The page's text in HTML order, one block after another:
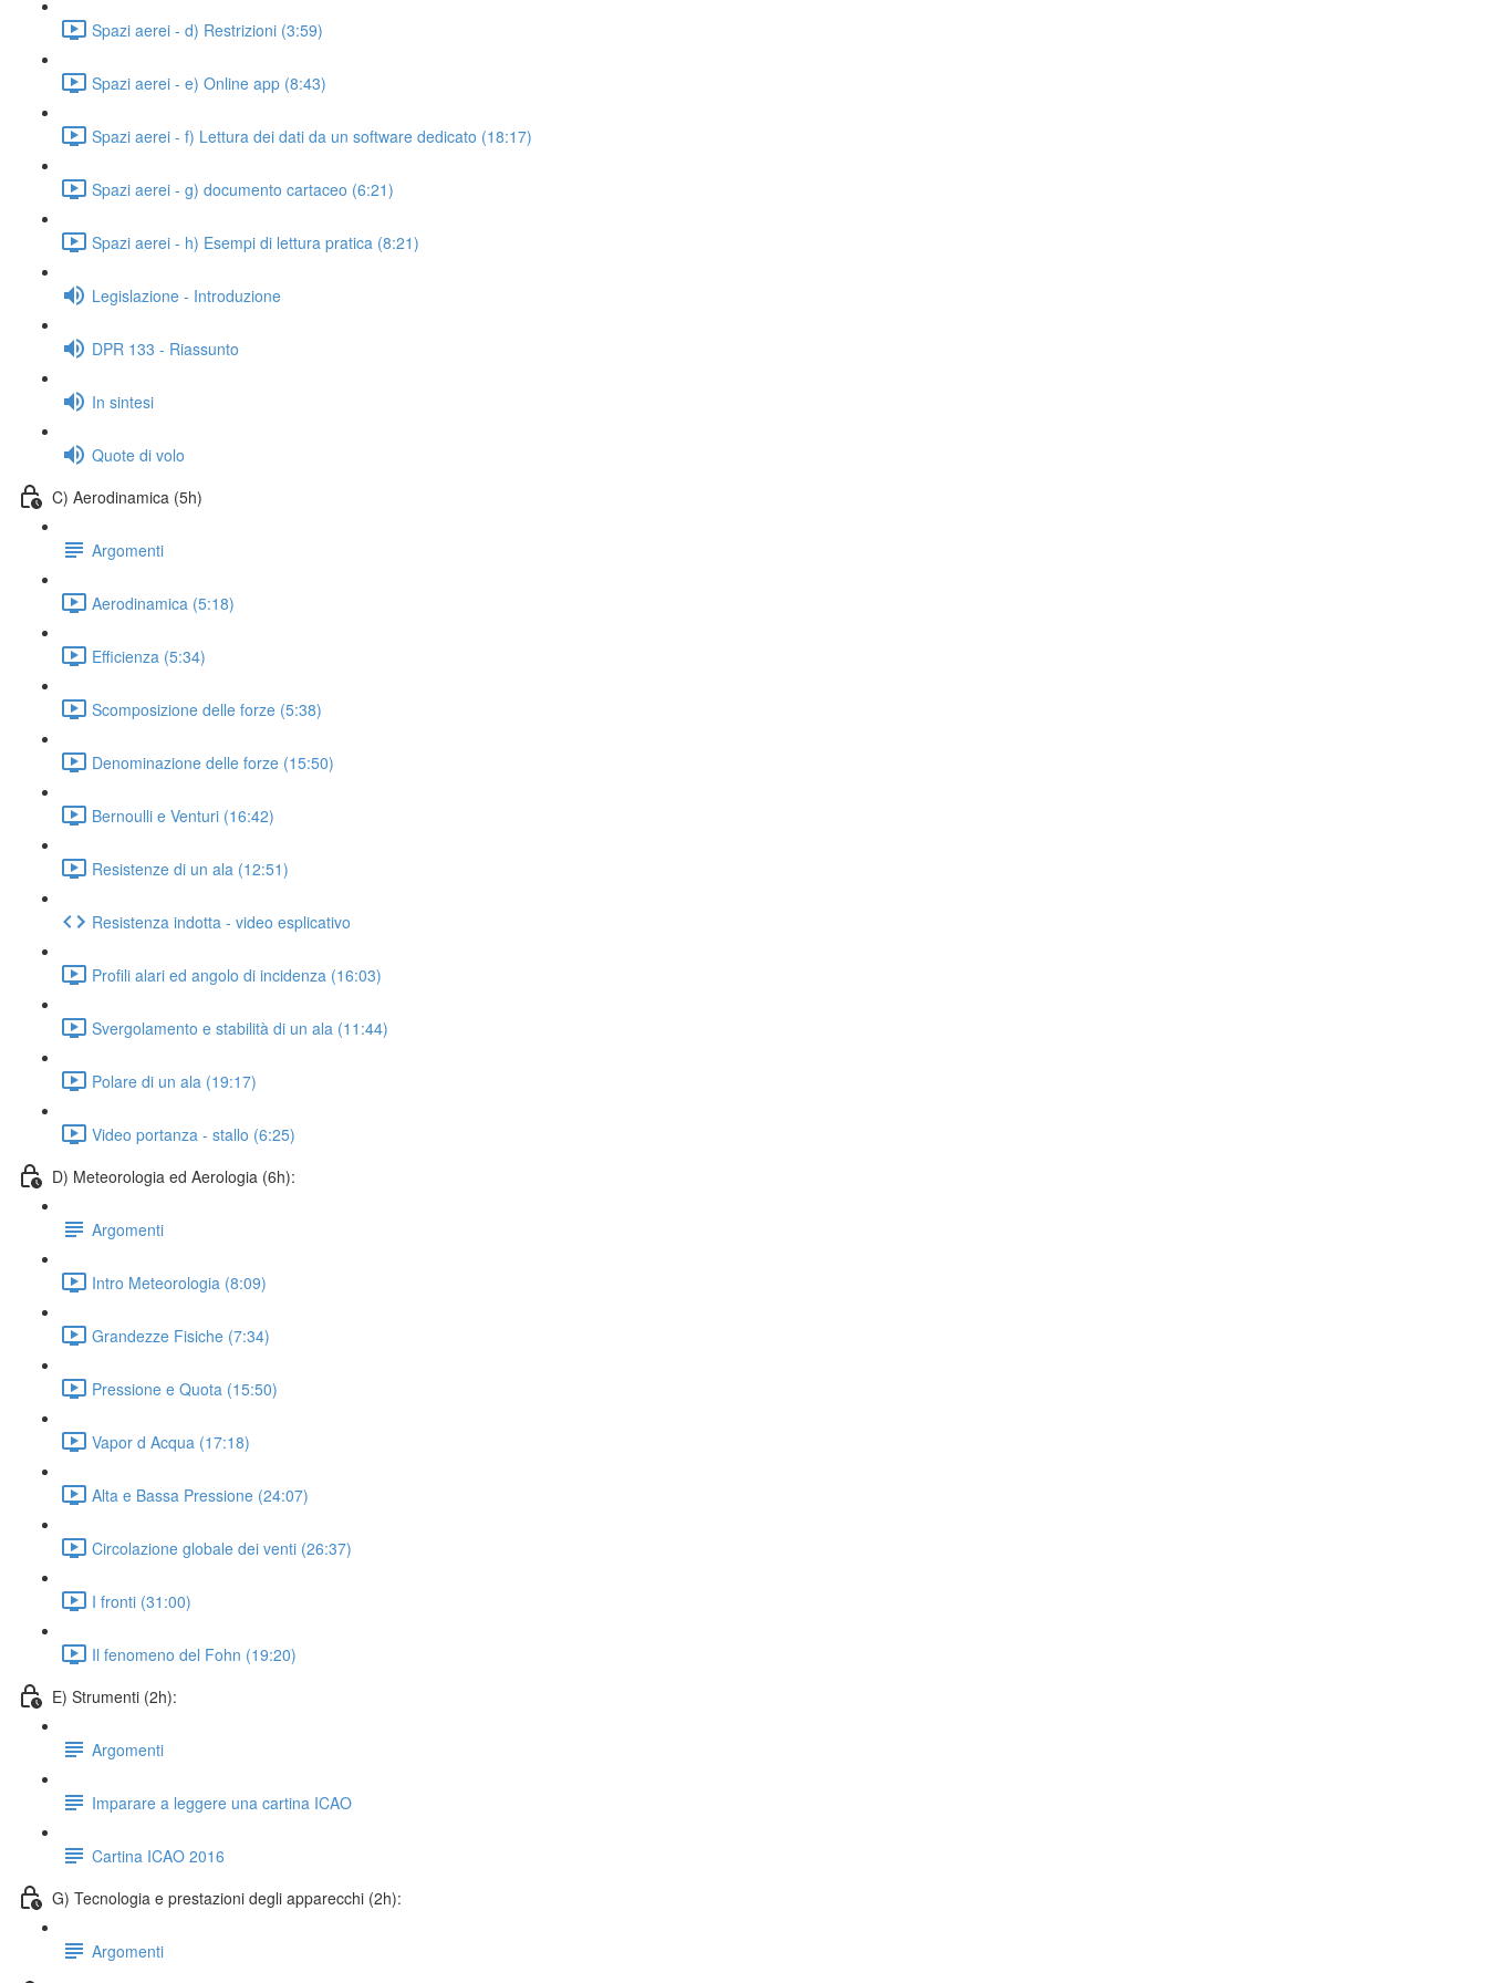
Spazi aerei - d) Restrizioni (3:59)
Spazi aerei - e) Online app (8:43)
Spazi aerei - f) Lettura dei dati da un software dedicato (18:17)
Spazi aerei - g) documento cartaceo (6:21)
Spazi aerei - h) Esempi di lettura pratica (8:21)
Legislazione - Introduzione
DPR 133 - Riassunto
In sintesi
Quote di volo
C) Aerodinamica (5h)
Argomenti
Aerodinamica (5:18)
Efficienza (5:34)
Scomposizione delle forze (5:38)
Denominazione delle forze (15:50)
Bernoulli e Venturi (16:42)
Resistenze di un ala (12:51)
Resistenza indotta - video esplicativo
Profili alari ed angolo di incidenza (16:03)
Svergolamento e stabilità di un ala (11:44)
Polare di un ala (19:17)
Video portanza - stallo (6:25)
D) Meteorologia ed Aerologia (6h):
Argomenti
Intro Meteorologia (8:09)
Grandezze Fisiche (7:34)
Pressione e Quota (15:50)
Vapor d Acqua (17:18)
Alta e Bassa Pressione (24:07)
Circolazione globale dei venti (26:37)
I fronti (31:00)
Il fenomeno del Fohn (19:20)
E) Strumenti (2h):
Argomenti
Imparare a leggere una cartina ICAO
Cartina ICAO 2016
G) Tecnologia e prestazioni degli apparecchi (2h):
Argomenti